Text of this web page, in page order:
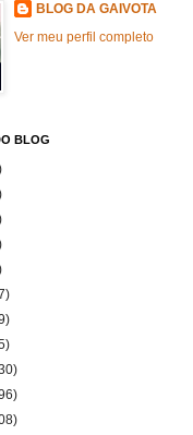
BLOG DA GAIVOTA
Ver meu perfil completo
BLOG